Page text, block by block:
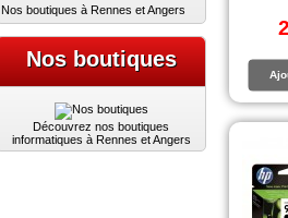
Nos boutiques à Rennes et Angers
Nos boutiques
Découvrez nos boutiques
informatiques à Rennes et Angers